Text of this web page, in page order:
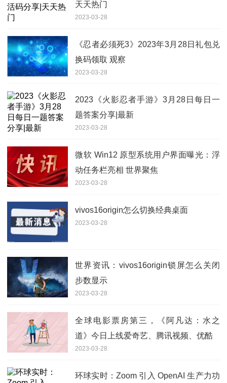
天天热门
2023-03-28
《忍者必须死3》2023年3月28日礼包兑
换码领取 观察
2023-03-28
2023《火影忍者手游》3月28日每日一
题答案分享|最新
2023-03-28
微软 Win12 原型系统用户界面曝光：浮
动任务栏亮相 世界聚焦
2023-03-28
vivos16origin怎么切换经典桌面
2023-03-28
世界资讯：vivos16origin锁屏怎么关闭
步数显示
2023-03-28
全球电影票房第三，《阿凡达：水之
道》今日上线爱奇艺、腾讯视频、优酷
2023-03-28
环球实时：Zoom 引入 OpenAI 生产力功